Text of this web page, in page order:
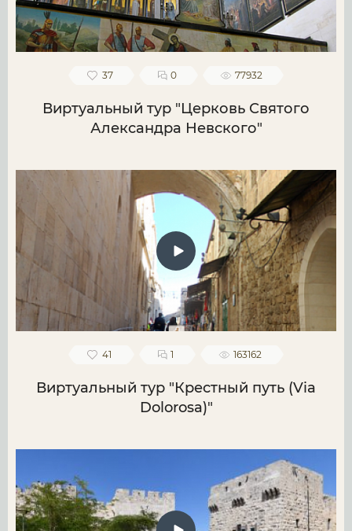
37 0 77932
Виртуальный тур "Церковь Святого
Александра Невского"
41 1 163162
Виртуальный тур "Крестный путь (Via
Dolorosa)"